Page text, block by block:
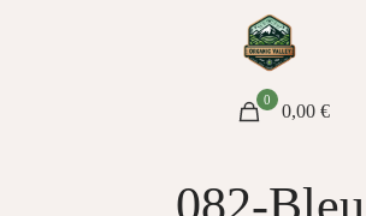
0
0,00 €